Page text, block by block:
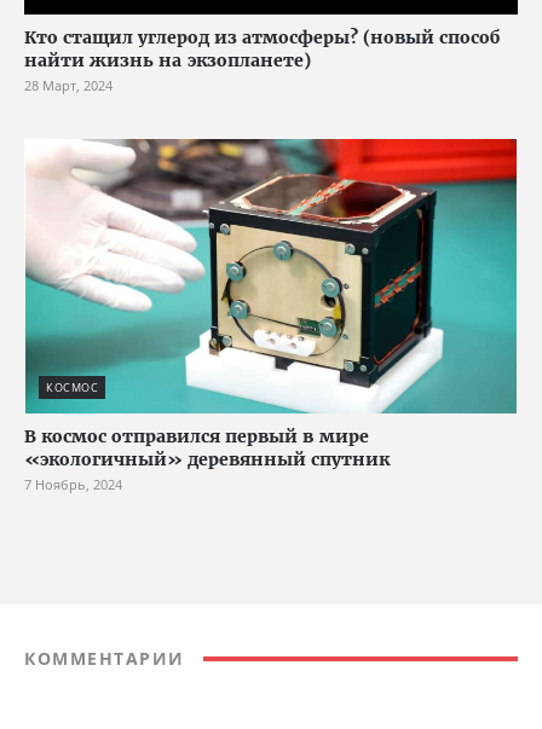
Кто стащил углерод из атмосферы? (новый способ
найти жизнь на экзопланете)
28 Март, 2024
КОСМОС
В космос отправился первый в мире
«экологичный» деревянный спутник
7 Ноябрь, 2024
КОММЕНТАРИИ